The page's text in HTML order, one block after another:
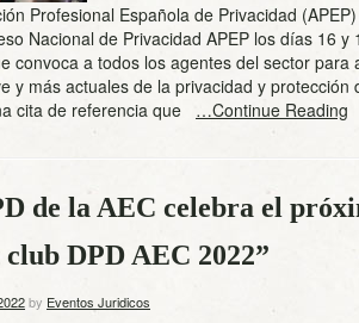
Profesional Española de Privacidad
Nacional de Privacidad APEP los días 16 y
convoca a todos los agentes del sector para
y más actuales de la privacidad y protección
cita de referencia que …Continue Reading
de la AEC celebra el
club DPD AEC 2022”
by Eventos Juridicos